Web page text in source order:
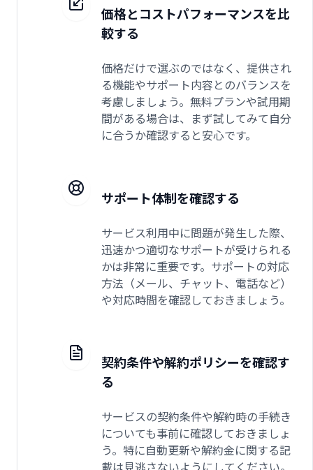
価格とコストパフォーマンスを比
較する
価格だけで選ぶのではなく、提供され
る機能やサポート内容とのバランスを
考慮しましょう。無料プランや試用期
間がある場合は、まず試してみて自分
に合うか確認すると安心です。
サポート体制を確認する
サービス利用中に問題が発生した際、
迅速かつ適切なサポートが受けられる
かは非常に重要です。サポートの対応
方法（メール、チャット、電話など）
や対応時間を確認しておきましょう。
契約条件や解約ポリシーを確認す
る
サービスの契約条件や解約時の手続き
についても事前に確認しておきましょ
う。特に自動更新や解約金に関する記